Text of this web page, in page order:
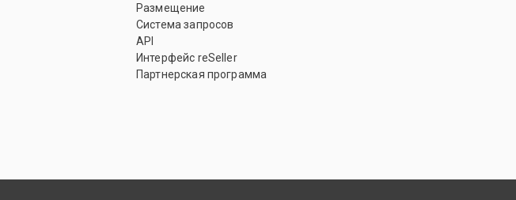
Размещение
Система запросов
API
Интерфейс reSeller
Партнерская программа